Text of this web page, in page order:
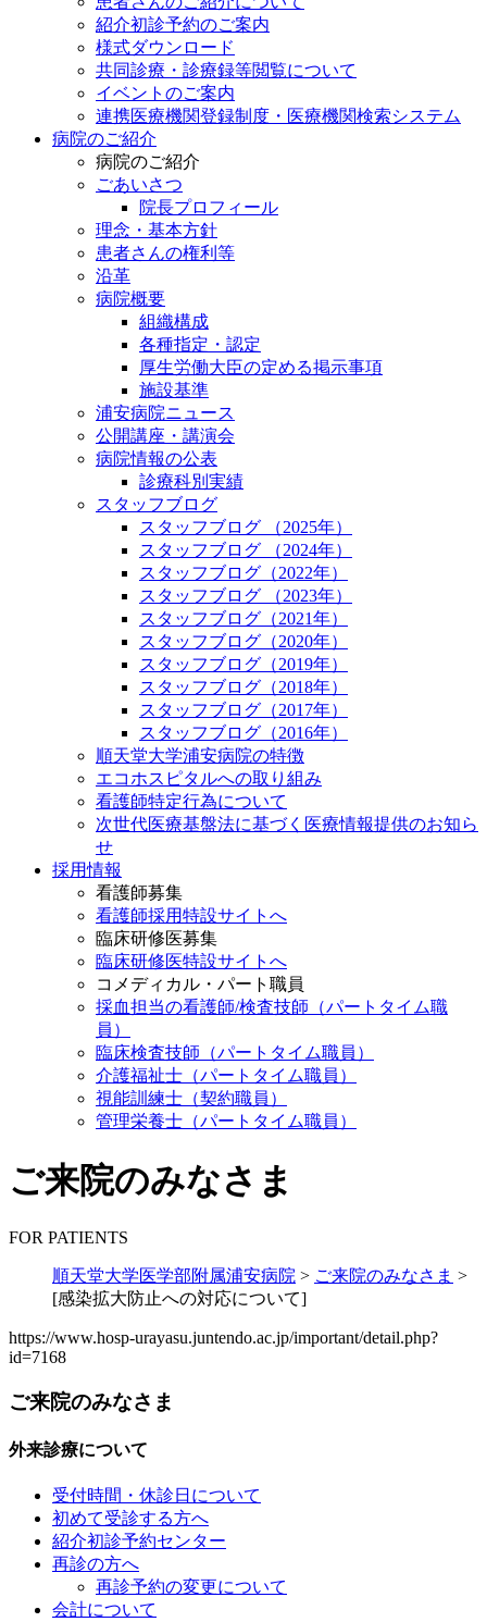
紹介初診予約のご案内
様式ダウンロード
共同診療・診療録等閲覧について
イベントのご案内
連携医療機関登録制度・医療機関検索システム
病院のご紹介
病院のご紹介
ごあいさつ
院長プロフィール
理念・基本方針
患者さんの権利等
沿革
病院概要
組織構成
各種指定・認定
厚生労働大臣の定める掲示事項
施設基準
浦安病院ニュース
公開講座・講演会
病院情報の公表
診療科別実績
スタッフブログ
スタッフブログ （2025年）
スタッフブログ （2024年）
スタッフブログ（2022年）
スタッフブログ （2023年）
スタッフブログ（2021年）
スタッフブログ（2020年）
スタッフブログ（2019年）
スタッフブログ（2018年）
スタッフブログ（2017年）
スタッフブログ（2016年）
順天堂大学浦安病院の特徴
エコホスピタルへの取り組み
看護師特定行為について
次世代医療基盤法に基づく医療情報提供のお知ら
せ
採用情報
看護師募集
看護師採用特設サイトへ
臨床研修医募集
臨床研修医特設サイトへ
コメディカル・パート職員
採血担当の看護師/検査技師（パートタイム職
員）
臨床検査技師（パートタイム職員）
介護福祉士（パートタイム職員）
視能訓練士（契約職員）
管理栄養士（パートタイム職員）
ご来院のみなさま
FOR PATIENTS
順天堂大学医学部附属浦安病院 > ご来院のみなさま >
[感染拡大防止への対応について]
https://www.hosp-urayasu.juntendo.ac.jp/important/detail.php?
id=7168
ご来院のみなさま
外来診療について
受付時間・休診日について
初めて受診する方へ
紹介初診予約センター
再診の方へ
再診予約の変更について
会計について